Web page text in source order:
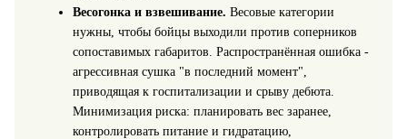
Весогонка и взвешивание. Весовые категории
нужны, чтобы бойцы выходили против соперников
сопоставимых габаритов. Распространённая ошибка -
агрессивная сушка "в последний момент",
приводящая к госпитализации и срыву дебюта.
Минимизация риска: планировать вес заранее,
контролировать питание и гидратацию,